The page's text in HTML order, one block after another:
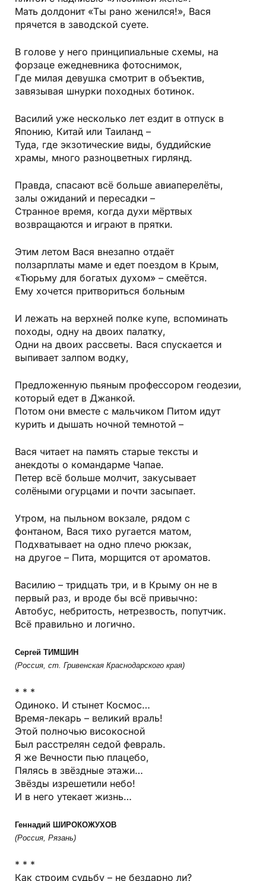
Мать долдонит «Ты рано женился!», Вася
прячется в заводской суете.
В голове у него принципиальные схемы, на
форзаце ежедневника фотоснимок,
Где милая девушка смотрит в объектив,
завязывая шнурки походных ботинок.
Василий уже несколько лет ездит в отпуск в
Японию, Китай или Таиланд –
Туда, где экзотические виды, буддийские
храмы, много разноцветных гирлянд.
Правда, спасают всё больше авиаперелёты,
залы ожиданий и пересадки –
Странное время, когда духи мёртвых
возвращаются и играют в прятки.
Этим летом Вася внезапно отдаёт
ползарплаты маме и едет поездом в Крым,
«Тюрьму для богатых духом» – смеётся.
Ему хочется притвориться больным
И лежать на верхней полке купе, вспоминать
походы, одну на двоих палатку,
Одни на двоих рассветы. Вася спускается и
выпивает залпом водку,
Предложенную пьяным профессором геодезии,
который едет в Джанкой.
Потом они вместе с мальчиком Питом идут
курить и дышать ночной темнотой –
Вася читает на память старые тексты и
анекдоты о командарме Чапае.
Петер всё больше молчит, закусывает
солёными огурцами и почти засыпает.
Утром, на пыльном вокзале, рядом с
фонтаном, Вася тихо ругается матом,
Подхватывает на одно плечо рюкзак,
на другое – Пита, морщится от ароматов.
Василию – тридцать три, и в Крыму он не в
первый раз, и вроде бы всё привычно:
Автобус, небритость, нетрезвость, попутчик.
Всё правильно и логично.
Сергей ТИМШИН
(Россия, ст. Гривенская Краснодарского края)
* * *
Одиноко. И стынет Космос…
Время-лекарь – великий враль!
Этой полночью високосной
Был расстрелян седой февраль.
Я же Вечности пью плацебо,
Пялясь в звёздные этажи…
Звёзды изрешетили небо!
И в него утекает жизнь…
Геннадий ШИРОКОЖУХОВ
(Россия, Рязань)
* * *
Как строим судьбу – не бездарно ли?